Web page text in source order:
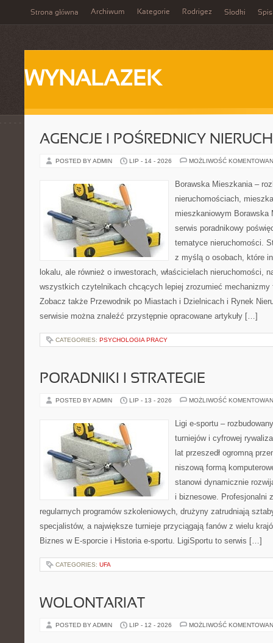
Strona główna Archiwum Kategorie Rodrigez Słodki Spis
WYNALAZEK
AGENCJE I POŚREDNICY
POSTED BY ADMIN LIP - 14 - 2026 MOŻLIWOŚĆ
Borawska Mieszkania –
nieruchomościach,
mieszkaniowym Borawska
serwis poradnikowy
tematyce nieruchomości.
z myślą o osobach, które
lokalu, ale również o inwestorach, właścicielach nieruchomości,
wszystkich czytelnikach chcących lepiej zrozumieć mechanizmy
Zobacz także Przewodnik po Miastach i Dzielnicach i Rynek
serwisie można znaleźć przystępnie opracowane artykuły […]
CATEGORIES: PSYCHOLOGIA PRACY
PORADNIKI I STRATEGIE
POSTED BY ADMIN LIP - 13 - 2026 MOŻLIWOŚĆ
Ligi e-sportu –
turniejów i cyfrowej
lat przeszedł ogromną
niszową formą
stanowi dynamicznie
i biznesowe. Profesjonalni
regularnych programów szkoleniowych, drużyny zatrudniają
specjalistów, a największe turnieje przyciągają fanów z wielu
Biznes w E-sporcie i Historia e-sportu. LigiSportu to serwis […]
CATEGORIES: UFA
WOLONTARIAT
POSTED BY ADMIN LIP - 12 - 2026 MOŻLIWOŚĆ